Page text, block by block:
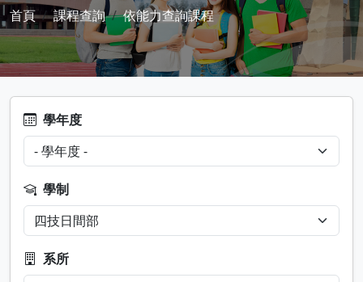
首頁 課程查詢 依能力查詢課程
學年度
學制
系所